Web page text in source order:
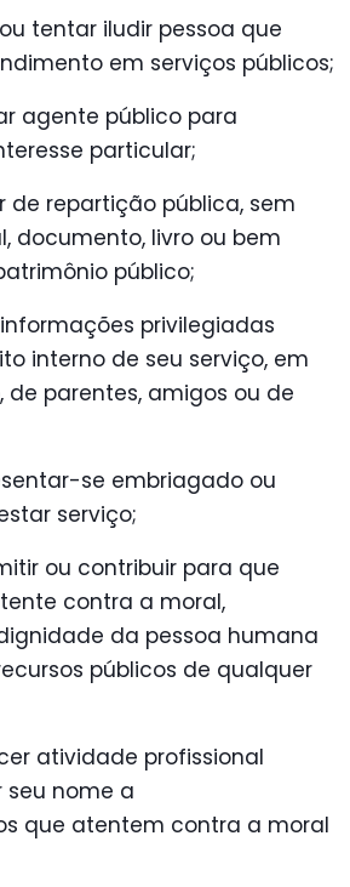
tentar iludir pessoa que
em serviços públicos;
agente público para
particular;
de repartição pública, sem
documento, livro ou bem
público;
informações privilegiadas
interno de seu serviço, em
de parentes, amigos ou de
se embriagado ou
serviço;
ou contribuir para que
contra a moral,
da pessoa humana
públicos de qualquer
atividade profissional
nome a
que atentem contra a moral